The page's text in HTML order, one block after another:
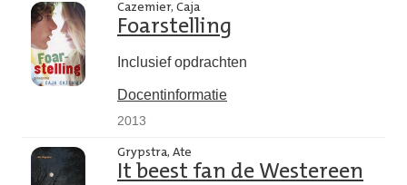
Cazemier, Caja
Foarstelling
Inclusief opdrachten
Docentinformatie
2013
Grypstra, Ate
It beest fan de Westereen